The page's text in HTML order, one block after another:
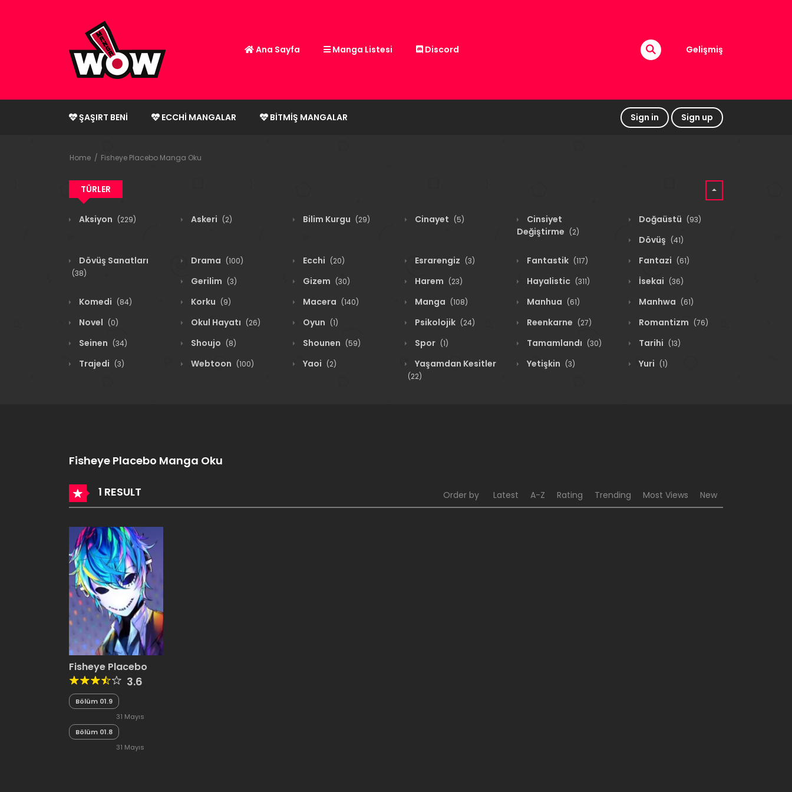
Ana Sayfa Manga Listesi Discord Gelişmiş
ŞAŞIRT BENI ECCHI MANGALAR BITMIŞ MANGALAR Sign in Sign up
Home Fisheye Placebo Manga Oku
TÜRLER
Aksiyon (229) Askeri (2) Bilim Kurgu (29) Cinayet (5)
Cinsiyet
Değiştirme (2)
Doğaüstü (93)
Dövüş (41)
Dövüş Sanatları
(38)
Drama (100) Ecchi (20) Esrarengiz (3) Fantastik (117) Fantazi (61)
Gerilim (3) Gizem (30) Harem (23) Hayalistic (311) İsekai (36)
Komedi (84) Korku (9) Macera (140) Manga (108) Manhua (61) Manhwa (61)
Novel (0) Okul Hayatı (26) Oyun (1) Psikolojik (24) Reenkarne (27) Romantizm (76)
Seinen (34) Shoujo (8) Shounen (59) Spor (1) Tamamlandı (30) Tarihi (13)
Trajedi (3) Webtoon (100) Yaoi (2) Yaşamdan Kesitler
(22)
Yetişkin (3) Yuri (1)
Fisheye Placebo Manga Oku
1 RESULT Order by Latest A-Z Rating Trending Most Views New
Fisheye Placebo
3.6
Bölüm 01.9
31 Mayıs
2020
Bölüm 01.8
31 Mayıs